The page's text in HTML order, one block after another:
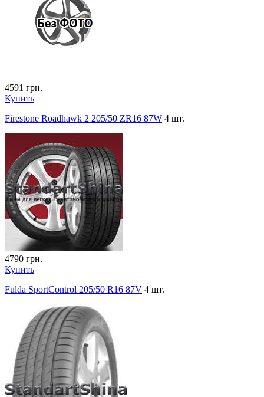
4591 грн.
Купить
Firestone Roadhawk 2 205/50 ZR16 87W 4 шт.
4790 грн.
Купить
Fulda SportControl 205/50 R16 87V 4 шт.